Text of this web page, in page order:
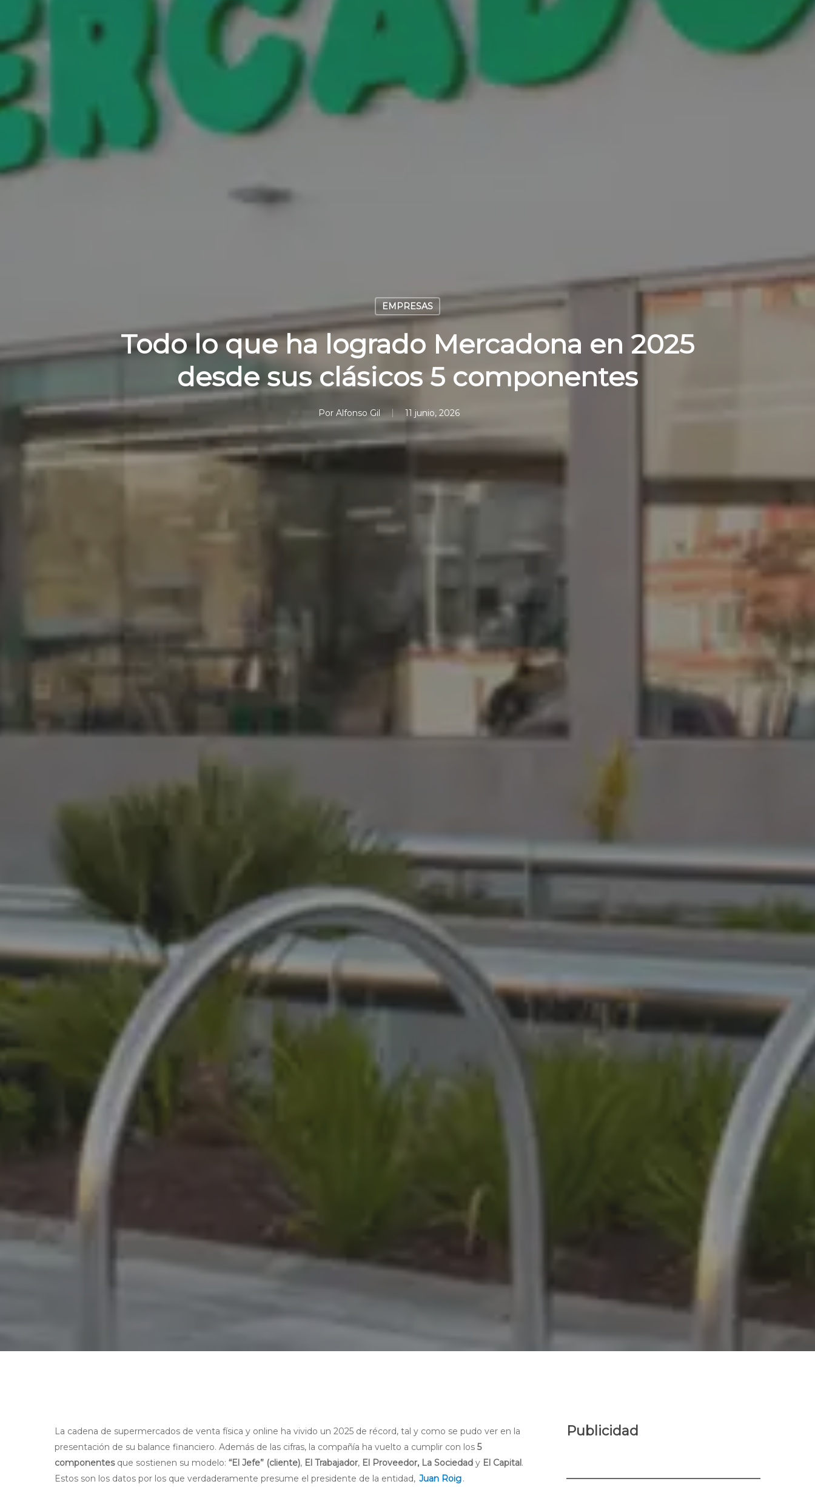
EMPRESAS
Todo lo que ha logrado Mercadona en 2025
desde sus clásicos 5 componentes
Por Alfonso Gil 11 junio, 2026
La cadena de supermercados de venta física y online ha vivido un 2025 de récord, tal y como se pudo ver en la
presentación de su balance financiero. Además de las cifras, la compañía ha vuelto a cumplir con los 5
componentesque sostienen su modelo: “El Jefe” (cliente), El Trabajador, El Proveedor, La Sociedad y El Capital.
Estos son los datos por los que verdaderamente presume el presidente de la entidad, Juan Roig.
Publicidad